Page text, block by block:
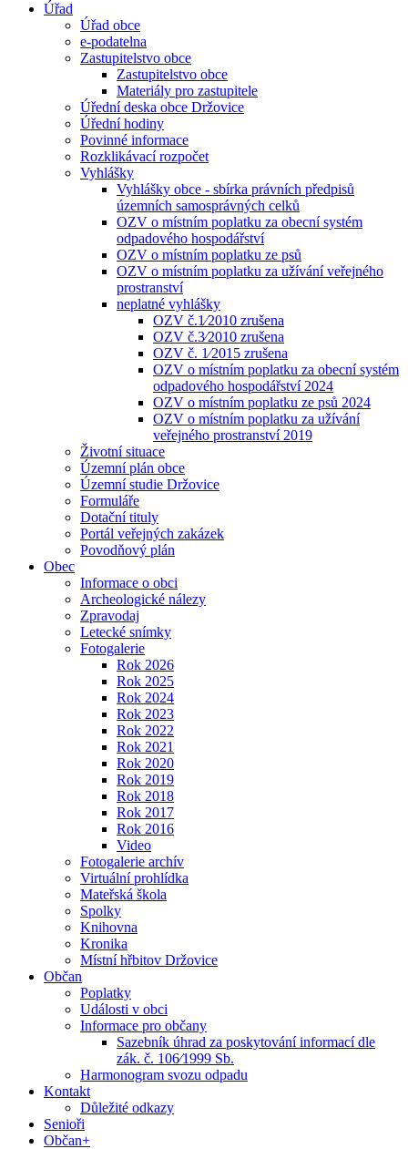
Úřad
Úřad obce
e-podatelna
Zastupitelstvo obce
Zastupitelstvo obce
Materiály pro zastupitele
Úřední deska obce Držovice
Úřední hodiny
Povinné informace
Rozklikávací rozpočet
Vyhlášky
Vyhlášky obce - sbírka právních předpisů
územních samosprávných celků
OZV o místním poplatku za obecní systém
odpadového hospodářství
OZV o místním poplatku ze psů
OZV o místním poplatku za užívání veřejného
prostranství
neplatné vyhlášky
OZV č.1⁄2010 zrušena
OZV č.3⁄2010 zrušena
OZV č. 1⁄2015 zrušena
OZV o místním poplatku za obecní systém
odpadového hospodářství 2024
OZV o místním poplatku ze psů 2024
OZV o místním poplatku za užívání
veřejného prostranství 2019
Životní situace
Územní plán obce
Územní studie Držovice
Formuláře
Dotační tituly
Portál veřejných zakázek
Povodňový plán
Obec
Informace o obci
Archeologické nálezy
Zpravodaj
Letecké snímky
Fotogalerie
Rok 2026
Rok 2025
Rok 2024
Rok 2023
Rok 2022
Rok 2021
Rok 2020
Rok 2019
Rok 2018
Rok 2017
Rok 2016
Video
Fotogalerie archív
Virtuální prohlídka
Mateřská škola
Spolky
Knihovna
Kronika
Místní hřbitov Držovice
Občan
Poplatky
Události v obci
Informace pro občany
Sazebník úhrad za poskytování informací dle
zák. č. 106⁄1999 Sb.
Harmonogram svozu odpadu
Kontakt
Důležité odkazy
Senioři
Občan+